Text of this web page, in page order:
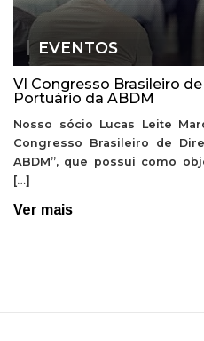
EVENTOS
VI Congresso Brasileiro
Portuário da ABDM
Nosso sócio Lucas Leite
Congresso Brasileiro de
ABDM”, que possui como
[…]
Ver mais